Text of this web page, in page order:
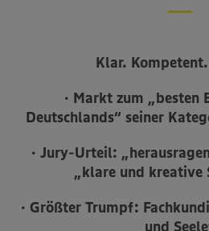
Klar.
• Markt zum „besten
Deutschlands“ seiner
• Jury-Urteil:
„klare und kreative
• Größter Trumpf:
und